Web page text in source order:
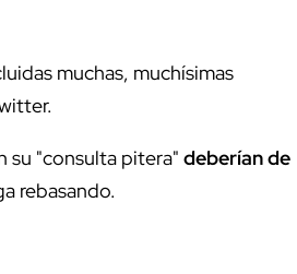
muchas, muchísimas
su "consulta pitera" deberían de
rebasando.